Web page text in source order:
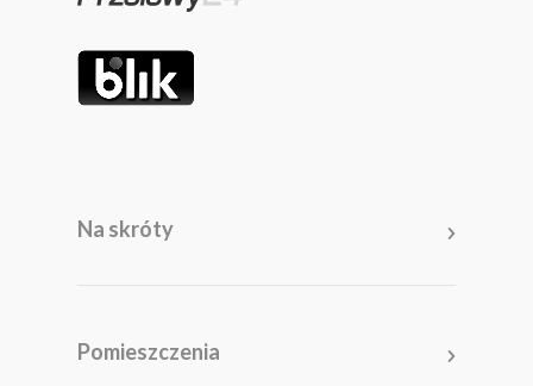
Na skróty
Pomieszczenia
Pomieszczenia